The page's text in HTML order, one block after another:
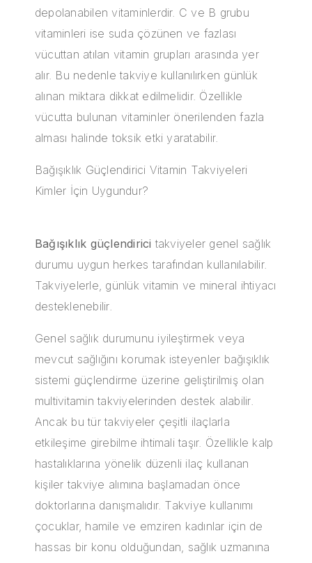
depolanabilen vitaminlerdir. C ve B grubu
vitaminleri ise suda çözünen ve fazlası
vücuttan atılan vitamin grupları arasında yer
alır. Bu nedenle takviye kullanılırken günlük
alınan miktara dikkat edilmelidir. Özellikle
vücutta bulunan vitaminler önerilenden fazla
alması halinde toksik etki yaratabilir.
Bağışıklık Güçlendirici Vitamin Takviyeleri
Kimler İçin Uygundur?
Bağışıklık güçlendirici takviyeler genel sağlık
durumu uygun herkes tarafından kullanılabilir.
Takviyelerle, günlük vitamin ve mineral ihtiyacı
desteklenebilir.
Genel sağlık durumunu iyileştirmek veya
mevcut sağlığını korumak isteyenler bağışıklık
sistemi güçlendirme üzerine geliştirilmiş olan
multivitamin takviyelerinden destek alabilir.
Ancak bu tür takviyeler çeşitli ilaçlarla
etkileşime girebilme ihtimali taşır. Özellikle kalp
hastalıklarına yönelik düzenli ilaç kullanan
kişiler takviye alımına başlamadan önce
doktorlarına danışmalıdır. Takviye kullanımı
çocuklar, hamile ve emziren kadınlar için de
hassas bir konu olduğundan, sağlık uzmanına